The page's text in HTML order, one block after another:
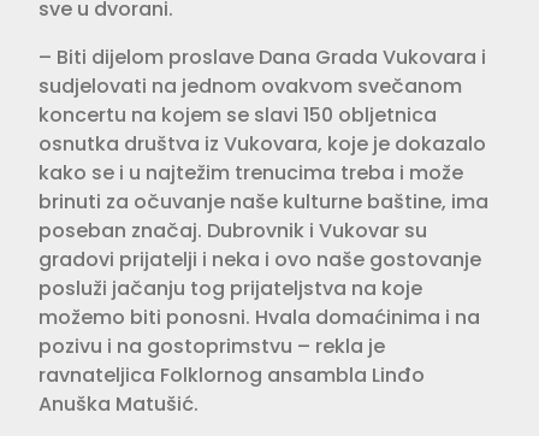
sve u dvorani.
– Biti dijelom proslave Dana Grada Vukovara i
sudjelovati na jednom ovakvom svečanom
koncertu na kojem se slavi 150 obljetnica
osnutka društva iz Vukovara, koje je dokazalo
kako se i u najtežim trenucima treba i može
brinuti za očuvanje naše kulturne baštine, ima
poseban značaj. Dubrovnik i Vukovar su
gradovi prijatelji i neka i ovo naše gostovanje
posluži jačanju tog prijateljstva na koje
možemo biti ponosni. Hvala domaćinima i na
pozivu i na gostoprimstvu – rekla je
ravnateljica Folklornog ansambla Linđo
Anuška Matušić.